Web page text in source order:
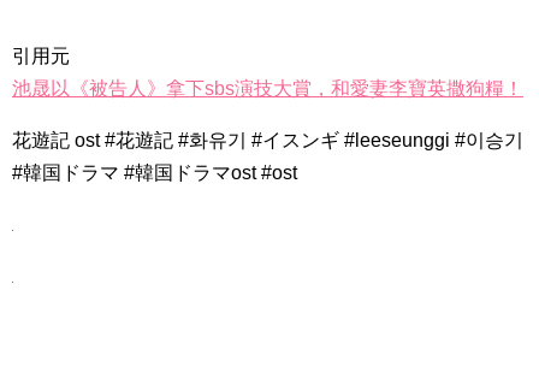
Powered by livedoor 相互RSS
引用元
池晟以《被告人》拿下sbs演技大賞，和愛妻李寶英撒狗糧！
花遊記 ost #花遊記 #화유기 #イスンギ #leeseunggi #이승기
#韓国ドラマ #韓国ドラマost #ost